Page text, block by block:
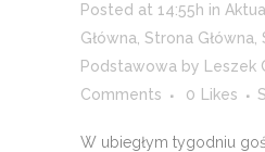
Posted at 14:55h in
Główna Strona Główna
Podstawowa by Leszek
Comments
0 Likes
W ubiegłym tygodniu